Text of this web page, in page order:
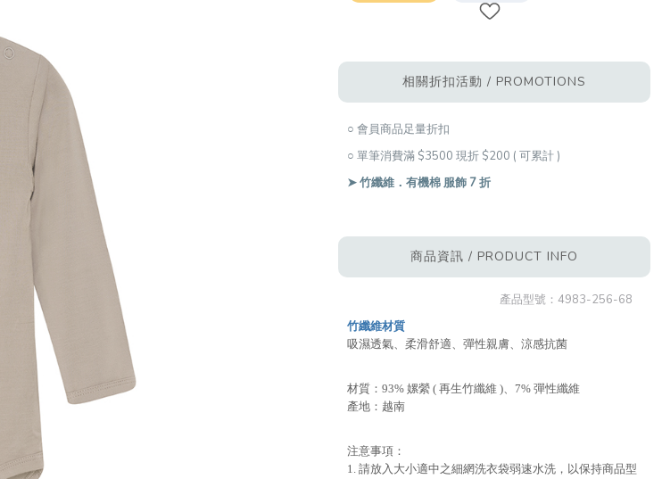
相關折扣活動 / PROMOTIONS
○ 會員商品足量折扣
○ 單筆消費滿 $3500 現折 $200 ( 可累計 )
➤ 竹纖維．有機棉 服飾 7 折
商品資訊 / PRODUCT INFO
產品型號： 4983-256-68
竹纖維材質
吸濕透氣、柔滑舒適、彈性親膚、涼感抗菌
材質：93% 嫘縈 ( 再生竹纖維 )、7% 彈性纖維
產地：越南
注意事項：
1. 請放入大小適中之細網洗衣袋弱速水洗，以保持商品型